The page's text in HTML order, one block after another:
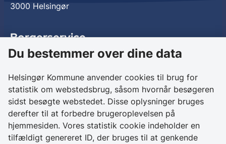
3000 Helsingør
Borgerservice
Birkedalsvej 27
Kontakt os
+ 45 49 28 28 28
CVR 64 50 20 18
Du bestemmer over dine data
Helsingør Kommune anvender cookies til brug for
statistik om webstedsbrug, såsom hvornår besøgeren
sidst besøgte webstedet. Disse oplysninger bruges
derefter til at forbedre brugeroplevelsen på
hjemmesiden. Vores statistik cookie indeholder en
tilfældigt genereret ID, der bruges til at genkende